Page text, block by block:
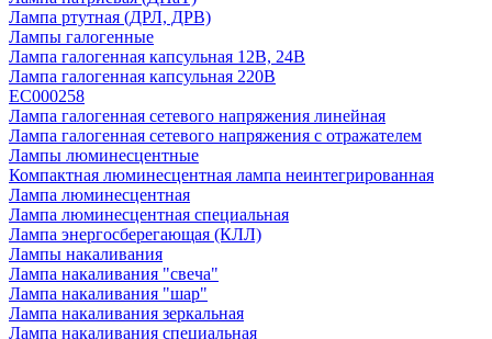
Лампа ртутная (ДРЛ, ДРВ)
Лампы галогенные
Лампа галогенная капсульная 12В, 24В
Лампа галогенная капсульная 220В
EC000258
Лампа галогенная сетевого напряжения линейная
Лампа галогенная сетевого напряжения с отражателем
Лампы люминесцентные
Компактная люминесцентная лампа неинтегрированная
Лампа люминесцентная
Лампа люминесцентная специальная
Лампа энергосберегающая (КЛЛ)
Лампы накаливания
Лампа накаливания "свеча"
Лампа накаливания "шар"
Лампа накаливания зеркальная
Лампа накаливания специальная